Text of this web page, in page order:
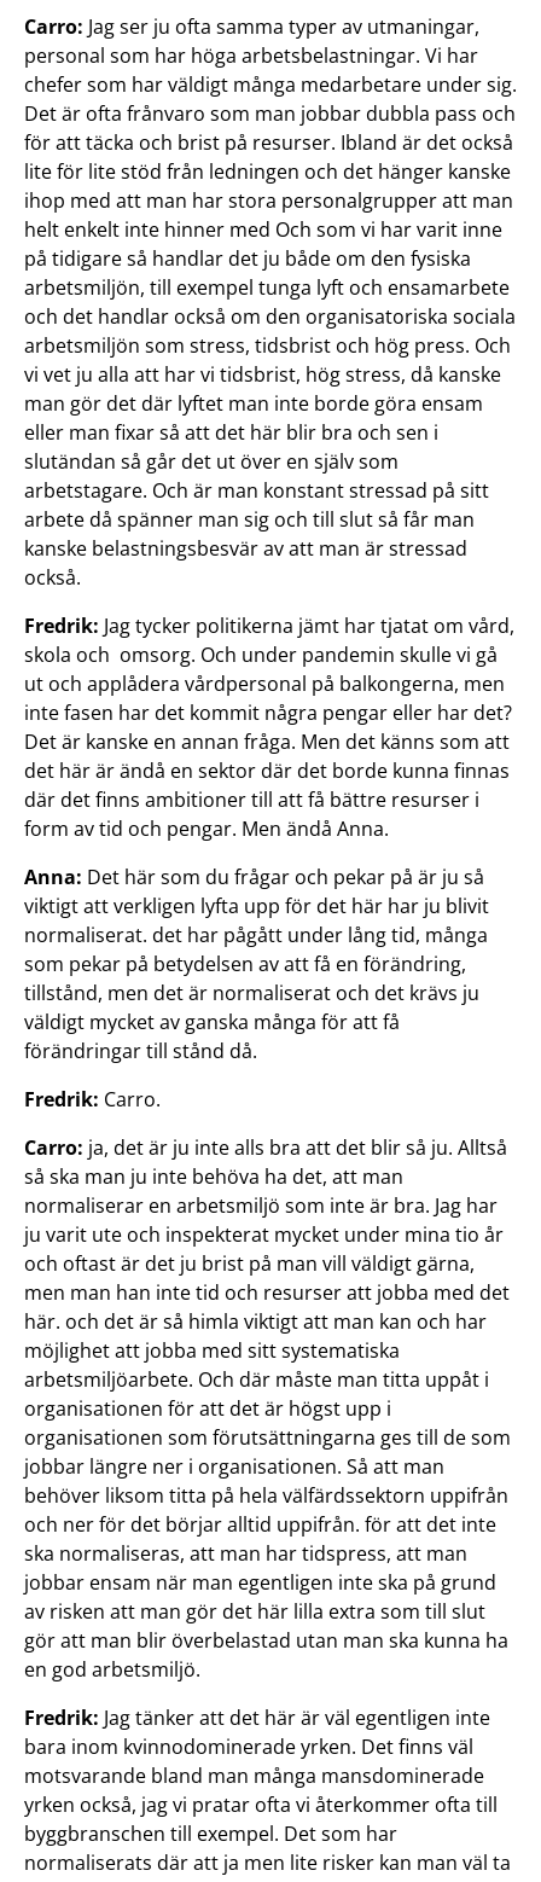
Carro: Jag ser ju ofta samma typer av utmaningar,
personal som har höga arbetsbelastningar. Vi har
chefer som har väldigt många medarbetare under sig.
Det är ofta frånvaro som man jobbar dubbla pass och
för att täcka och brist på resurser. Ibland är det också
lite för lite stöd från ledningen och det hänger kanske
ihop med att man har stora personalgrupper att man
helt enkelt inte hinner med Och som vi har varit inne
på tidigare så handlar det ju både om den fysiska
arbetsmiljön, till exempel tunga lyft och ensamarbete
och det handlar också om den organisatoriska sociala
arbetsmiljön som stress, tidsbrist och hög press. Och
vi vet ju alla att har vi tidsbrist, hög stress, då kanske
man gör det där lyftet man inte borde göra ensam
eller man fixar så att det här blir bra och sen i
slutändan så går det ut över en själv som
arbetstagare. Och är man konstant stressad på sitt
arbete då spänner man sig och till slut så får man
kanske belastningsbesvär av att man är stressad
också.
Fredrik: Jag tycker politikerna jämt har tjatat om vård,
skola och omsorg. Och under pandemin skulle vi gå
ut och applådera vårdpersonal på balkongerna, men
inte fasen har det kommit några pengar eller har det?
Det är kanske en annan fråga. Men det känns som att
det här är ändå en sektor där det borde kunna finnas
där det finns ambitioner till att få bättre resurser i
form av tid och pengar. Men ändå Anna.
Anna: Det här som du frågar och pekar på är ju så
viktigt att verkligen lyfta upp för det här har ju blivit
normaliserat. det har pågått under lång tid, många
som pekar på betydelsen av att få en förändring,
tillstånd, men det är normaliserat och det krävs ju
väldigt mycket av ganska många för att få
förändringar till stånd då.
Fredrik: Carro.
Carro: ja, det är ju inte alls bra att det blir så ju. Alltså
så ska man ju inte behöva ha det, att man
normaliserar en arbetsmiljö som inte är bra. Jag har
ju varit ute och inspekterat mycket under mina tio år
och oftast är det ju brist på man vill väldigt gärna,
men man han inte tid och resurser att jobba med det
här. och det är så himla viktigt att man kan och har
möjlighet att jobba med sitt systematiska
arbetsmiljöarbete. Och där måste man titta uppåt i
organisationen för att det är högst upp i
organisationen som förutsättningarna ges till de som
jobbar längre ner i organisationen. Så att man
behöver liksom titta på hela välfärdssektorn uppifrån
och ner för det börjar alltid uppifrån. för att det inte
ska normaliseras, att man har tidspress, att man
jobbar ensam när man egentligen inte ska på grund
av risken att man gör det här lilla extra som till slut
gör att man blir överbelastad utan man ska kunna ha
en god arbetsmiljö.
Fredrik: Jag tänker att det här är väl egentligen inte
bara inom kvinnodominerade yrken. Det finns väl
motsvarande bland man många mansdominerade
yrken också, jag vi pratar ofta vi återkommer ofta till
byggbranschen till exempel. Det som har
normaliserats där att ja men lite risker kan man väl ta